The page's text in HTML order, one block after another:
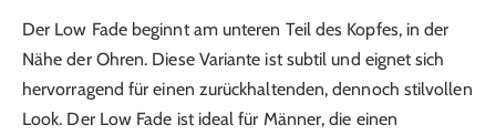
Der Low Fade beginnt am unteren Teil des Kopfes, in der
Nähe der Ohren. Diese Variante ist subtil und eignet sich
hervorragend für einen zurückhaltenden, dennoch stilvollen
Look. Der Low Fade ist ideal für Männer, die einen